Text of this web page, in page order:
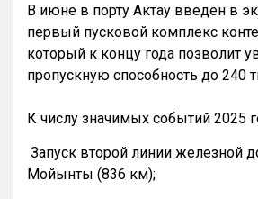
В июне в порту Актау введен в
первый пусковой комплекс
который к концу года позволит
пропускную способность до 240
К числу значимых событий 2025
Запуск второй линии железной
Мойынты (836 км);